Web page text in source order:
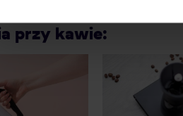
przy kawie: